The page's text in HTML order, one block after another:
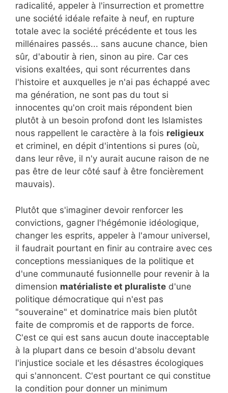
radicalité, appeler à l'insurrection et promettre
une société idéale refaite à neuf, en rupture
totale avec la société précédente et tous les
millénaires passés... sans aucune chance, bien
sûr, d'aboutir à rien, sinon au pire. Car ces
visions exaltées, qui sont récurrentes dans
l'histoire et auxquelles je n'ai pas échappé avec
ma génération, ne sont pas du tout si
innocentes qu'on croit mais répondent bien
plutôt à un besoin profond dont les Islamistes
nous rappellent le caractère à la fois religieux
et criminel, en dépit d'intentions si pures (où,
dans leur rêve, il n'y aurait aucune raison de ne
pas être de leur côté sauf à être foncièrement
mauvais).
Plutôt que s'imaginer devoir renforcer les
convictions, gagner l'hégémonie idéologique,
changer les esprits, appeler à l'amour universel,
il faudrait pourtant en finir au contraire avec ces
conceptions messianiques de la politique et
d'une communauté fusionnelle pour revenir à la
dimension matérialiste et pluraliste d'une
politique démocratique qui n'est pas
"souveraine" et dominatrice mais bien plutôt
faite de compromis et de rapports de force.
C'est ce qui est sans aucun doute inacceptable
à la plupart dans ce besoin d'absolu devant
l'injustice sociale et les désastres écologiques
qui s'annoncent. C'est pourtant ce qui constitue
la condition pour donner un minimum